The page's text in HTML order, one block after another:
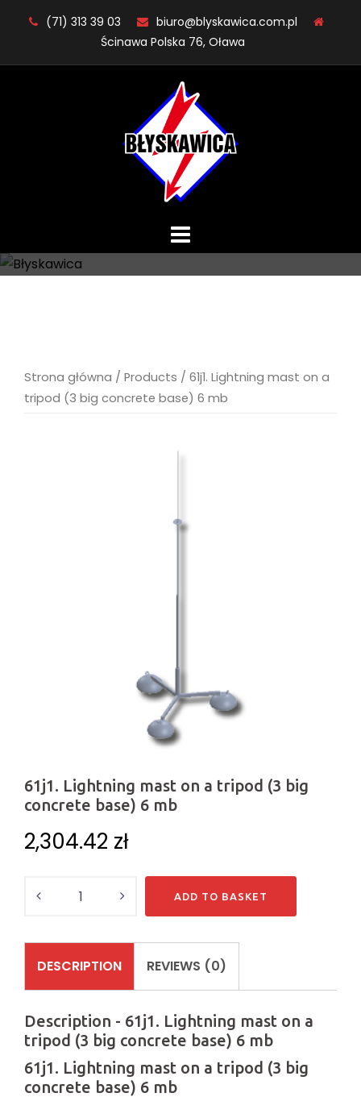
(71) 313 39 03
biuro@blyskawica.com.pl
Ścinawa Polska 76, Oława
Strona główna / Products / 61j1. Lightning mast on a
tripod (3 big concrete base) 6 mb
61j1. Lightning mast on a tripod (3 big
concrete base) 6 mb
2,304.42 zł
ADD TO BASKET
DESCRIPTION REVIEWS (0)
Description - 61j1. Lightning mast on a
tripod (3 big concrete base) 6 mb
61j1. Lightning mast on a tripod (3 big
concrete base) 6 mb